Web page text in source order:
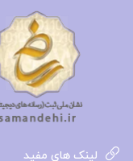
دانلود
دانلودکتاب
لینک های مفید